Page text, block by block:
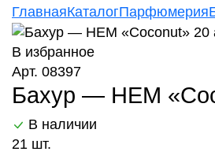
ГлавнаяКаталогПарфюмерия
В избранное
Арт. 08397
Бахур — HEM
В наличии
21 шт.